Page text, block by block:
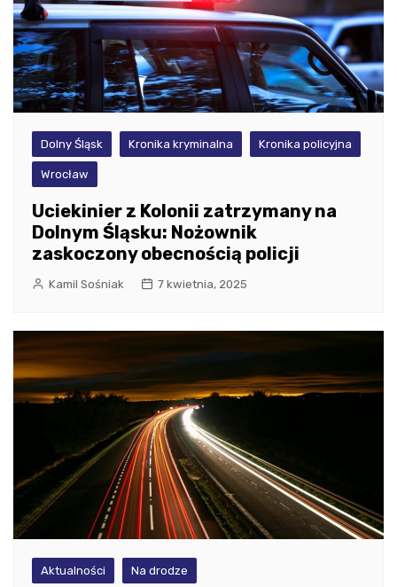
Dolny Śląsk Kronika kryminalna Kronika policyjna
Wrocław
Uciekinier z Kolonii zatrzymany na
Dolnym Śląsku: Nożownik
zaskoczony obecnością policji
Kamil Sośniak 7 kwietnia, 2025
Aktualności Na drodze